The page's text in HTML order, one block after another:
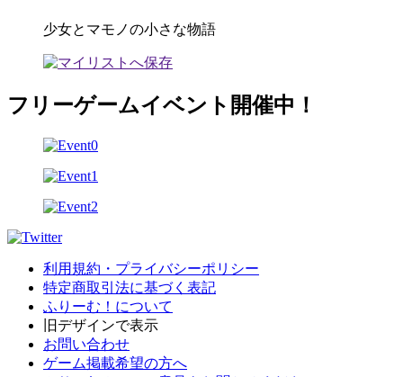
少女とマモノの小さな物語
フリーゲームイベント開催中！
利用規約・プライバシーポリシー
特定商取引法に基づく表記
ふりーむ！について
旧デザインで表示
お問い合わせ
ゲーム掲載希望の方へ